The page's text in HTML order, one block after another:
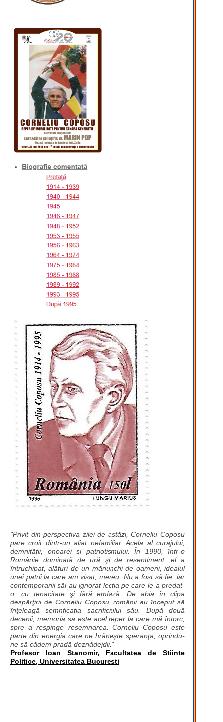
"Privit din perspectiva zilei de astăzi, Corneliu Coposu
pare croit dintr-un aliat nefamiliar. Acela al curajului,
demnităţii, onoarei şi patriotismului. În 1990, într-o
Românie dominată de ură şi de resentiment, el a
întruchipat, alături de un mănunchi de oameni, idealul
unei patrii la care am visat, mereu. Nu a fost să fie, iar
contemporanii săi au ignorat lecţia pe care le-a predat-
o, cu tenacitate şi fără emfază. De abia în clipa
despărţirii de Corneliu Coposu, românii au început să
înţeleagă semnficaţia sacrificiului său. După două
decenii, memoria sa este acel reper la care mă întorc,
spre a respinge resemnarea. Corneliu Coposu este
parte din energia care ne hrăneşte speranţa, oprindu-
ne să cădem pradă deznădejdii."
Profesor Ioan Stanomir, Facultatea de Stiinte
Politice, Universitatea Bucuresti